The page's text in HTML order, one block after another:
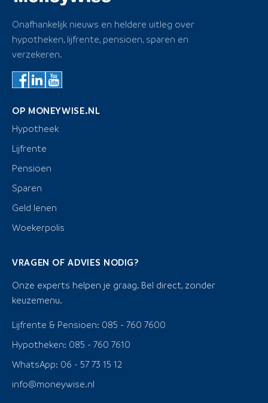
Onafhankelijk nieuws en heldere uitleg over
hypotheken, lijfrente, pensioen, sparen en
verzekeren.
OP MONEYWISE.NL
Hypotheek
Lijfrente
Pensioen
Sparen
Geld lenen
Woekerpolis
VRAGEN OF ADVIES NODIG?
Onze experts helpen je graag. Bel direct, zonder
keuzemenu.
Lijfrente & Pensioen: 085 - 760 7600
Hypotheken: 085 - 760 7610
WhatsApp: 06 - 57 73 15 12
info@moneywise.nl